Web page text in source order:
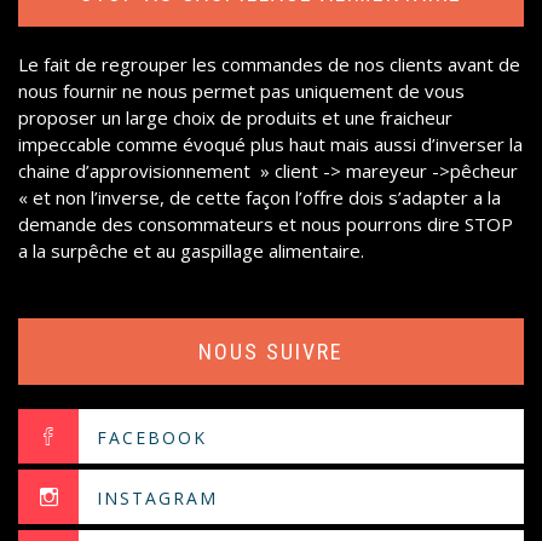
Le fait de regrouper les commandes de nos clients avant de
nous fournir ne nous permet pas uniquement de vous
proposer un large choix de produits et une fraicheur
impeccable comme évoqué plus haut mais aussi d’inverser la
chaine d’approvisionnement » client -> mareyeur ->pêcheur
« et non l’inverse, de cette façon l’offre dois s’adapter a la
demande des consommateurs et nous pourrons dire STOP
a la surpêche et au gaspillage alimentaire.
NOUS SUIVRE
FACEBOOK
INSTAGRAM